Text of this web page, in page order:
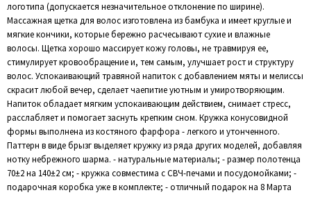
логотипа (допускается незначительное отклонение по ширине).
Массажная щетка для волос изготовлена из бамбука и имеет круглые и
мягкие кончики, которые бережно расчесывают сухие и влажные
волосы. Щетка хорошо массирует кожу головы, не травмируя ее,
стимулирует кровообращение и, тем самым, улучшает рост и структуру
волос. Успокаивающий травяной напиток с добавлением мяты и мелиссы
скрасит любой вечер, сделает чаепитие уютным и умиротворяющим.
Напиток обладает мягким успокаивающим действием, снимает стресс,
расслабляет и помогает заснуть крепким сном. Кружка конусовидной
формы выполнена из костяного фарфора - легкого и утонченного.
Паттерн в виде брызг выделяет кружку из ряда других моделей, добавляя
нотку небрежного шарма. - натуральные материалы; - размер полотенца
70±2 на 140±2 см; - кружка совместима с СВЧ-печами и посудомойками; -
подарочная коробка уже в комплекте; - отличный подарок на 8 Марта